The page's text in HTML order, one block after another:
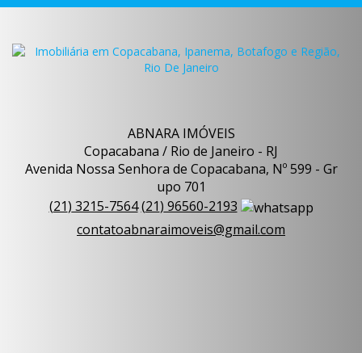
ABNARA IMÓVEIS
Copacabana / Rio de Janeiro - RJ
Avenida Nossa Senhora de Copacabana, Nº 599 - Gr
upo 701
(21) 3215-7564 (21) 96560-2193
contatoabnaraimoveis@gmail.com